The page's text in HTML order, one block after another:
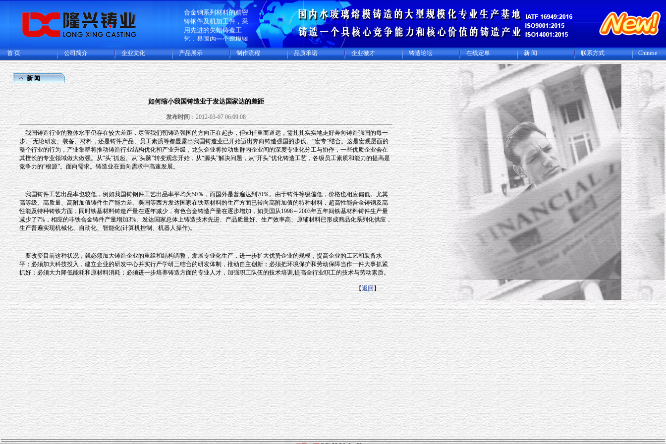
合金钢系列材料的精密
铸钢件及机加工件，采
用先进的失蜡铸造工
艺，是国内一个熔模铸
造的大型的规模化专业
生产基地，集精密铸造
厂和CNC机加工厂，年
可供精密铸件及各类精
铸成品件20000多吨，
主要出口欧美日本等许
多国家。
首 页 公司简介 企业文化 产品展示 制作流程 品质承诺 企业徽才 铸造论坛 在线定单 新 闻 联系方式 Chinese
新 闻
如何缩小我国铸造业于发达国家达的差距
发布时间 ：2012-03-07 06:09:08
我国铸造行业的整体水平仍存在较大差距，尽管我们朝铸造强国的方向正在起步，但却任重而道远，需扎扎实实地走好奔向铸造强国的每一
步。 无论研发、装备、材料，还是铸件产品、员工素质等都显露出我国铸造业已开始迈出奔向铸造强国的步伐。“宏专”结合。这是宏观层面的
整个行业的行为，产业集群将推动铸造行业结构优化和产业升级，龙头企业将拉动集群内企业间的深度专业化分工与协作，一些优质企业会在
其擅长的专业领域做大做强。从“头”抓起。从“头脑”转变观念开始，从“源头”解决问题，从“开头”优化铸造工艺，各级员工素质和能力的提高是
竞争力的“根源”。面向需求。铸造业在面向需求中高速发展。
我国铸件工艺出品率也较低，例如我国铸钢件工艺出品率平均为50％，而国外是普遍达到70％。由于铸件等级偏低，价格也相应偏低。尤其
高等级、高质量、高附加值铸件生产能力差。美国等西方发达国家在铁基材料的生产方面已转向高附加值的特种材料，超高性能合金铸钢及高
性能及特种铸铁方面，同时铁基材料铸造产量在逐年减少，有色合金铸造产量在逐步增加，如美国从1998～2003年五年间铁基材料铸件生产量
减少了7%，相应的非铁合金铸件产量增加3%。发达国家总体上铸造技术先进、产品质量好、生产效率高、原辅材料已形成商品化系列化供应，
生产普遍实现机械化、自动化、智能化(计算机控制、机器人操作)。
要改变目前这种状况，就必须加大铸造企业的重组和结构调整，发展专业化生产，进一步扩大优势企业的规模，提高企业的工艺和装备水
平；必须加大科技投入，建立企业的研发中心并实行产学研三结合的研发体制，推动自主创新；必须把环境保护和劳动保障当作一件大事抓紧
抓好；必须大力降低能耗和原材料消耗；必须进一步培养铸造方面的专业人才，加强职工队伍的技术培训,提高全行业职工的技术与劳动素质。
【返回】